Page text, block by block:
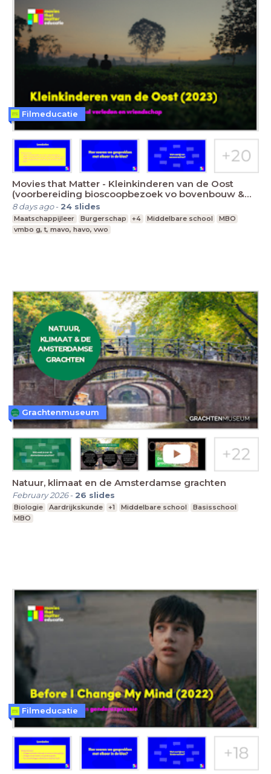
Movies that Matter - Kleinkinderen van de Oost
(voorbereiding bioscoopbezoek vo bovenbouw &
mbo)
8 days ago- 24 slides
Maatschappijleer Burgerschap +4 Middelbare school
MBO
vmbo g, t, mavo, havo, vwo
Filmeducatie
Natuur, klimaat en de Amsterdamse grachten
February 2026- 26 slides
Biologie Aardrijkskunde +1 Middelbare school
Basisschool
MBO
Grachtenmuseum
Filmeducatie